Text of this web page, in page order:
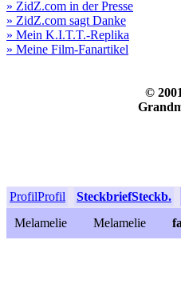
» ZidZ.com in der Presse
» ZidZ.com sagt Danke
» Mein K.I.T.T.-Replika
» Meine Film-Fanartikel
©
ProfilProfil SteckbriefSteckb.
Melamelie
Melamelie